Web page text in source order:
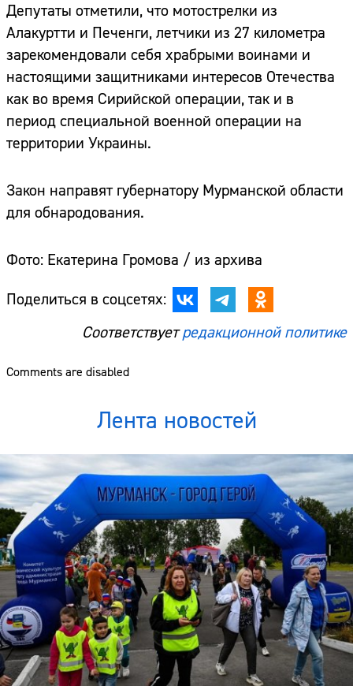
Депутаты отметили, что мотострелки из
Алакуртти и Печенги, летчики из 27 километра
зарекомендовали себя храбрыми воинами и
настоящими защитниками интересов Отечества
как во время Сирийской операции, так и в
период специальной военной операции на
территории Украины.
Закон направят губернатору Мурманской области
для обнародования.
Фото: Екатерина Громова / из архива
Поделиться в соцсетях:
Соответствуетредакционной политике
Comments are disabled
Лента новостей